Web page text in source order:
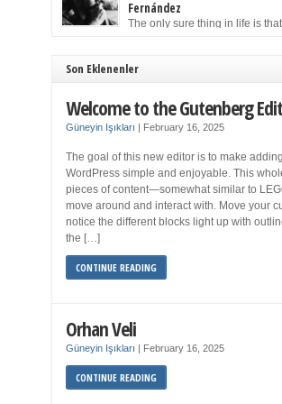
to solution may well be to get more sleep but
you get your 8 hours a night and still feel
Fernández
The only sure thing in life is that
sooner rather than later the leader of the
Revolution would succumb to that most strict
ways by the […]
Son Eklenenler
Welcome to the Gutenberg
Güneyin Işıkları February 16, 2025
The goal of this new editor is to make
WordPress simple and enjoyable. This
pieces of content—somewhat similar to
move around and interact with. Move your
notice the different blocks light up with
the […]
CONTINUE READING
Orhan Veli
Güneyin Işıkları February 16, 2025
CONTINUE READING